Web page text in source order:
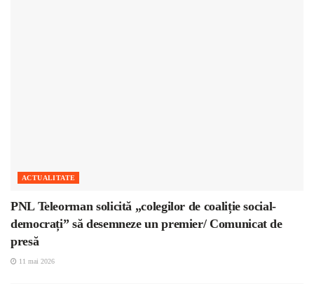
ACTUALITATE
PNL Teleorman solicită „colegilor de coaliție social-
democrați” să desemneze un premier/ Comunicat de
presă
11 mai 2026